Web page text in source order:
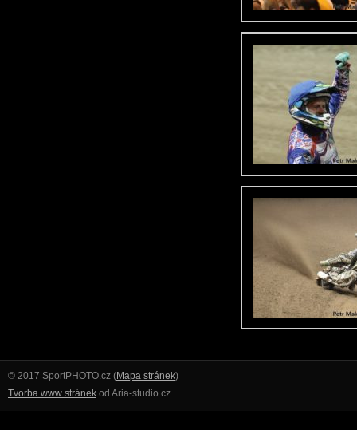
© 2017 SportPHOTO.cz (Mapa stránek)
Tvorba www stránek od Aria-studio.cz